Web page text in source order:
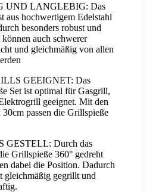
UND LANGLEBIG: Das
aus hochwertigem Edelstahl
besonders robust und
auch schwerer
und gleichmäßig von allen
GEEIGNET: Das
Set ist optimal für Gasgrill,
geeignet. Mit den
passen die Grillspieße
GESTELL: Durch das
Grillspieße 360° gedreht
dabei die Position. Dadurch
gleichmäßig gegrillt und